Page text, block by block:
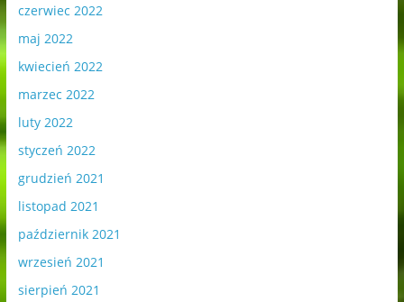
czerwiec 2022
maj 2022
kwiecień 2022
marzec 2022
luty 2022
styczeń 2022
grudzień 2021
listopad 2021
październik 2021
wrzesień 2021
sierpień 2021